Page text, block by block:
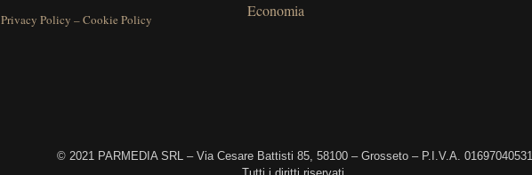
Privacy Policy –Cookie Policy
Economia
© 2021 PARMEDIA SRL – Via Cesare Battisti 85, 58100 – Grosseto – P.I.V.A. 01697040531